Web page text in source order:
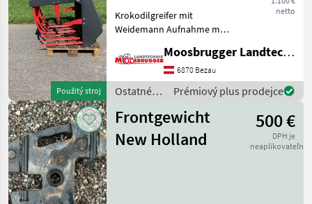
Použitý stroj
netto
Krokodilgreifer mit
Weidemann Aufnahme mit
Daten: - Breite 110 cm -
Gewicht 206 kg -
Zinkenanzahl unten 6 -
Zinkenanzahl oben 5 -
Inhalt
Moosbrugger Landtechnik GmbH
6870 Bezau
Ostatné
komponenty
/ Stekro
Prémiový plus prodejce
Frontgewicht
New Holland
500 €
DPH je
neaplikovateľné